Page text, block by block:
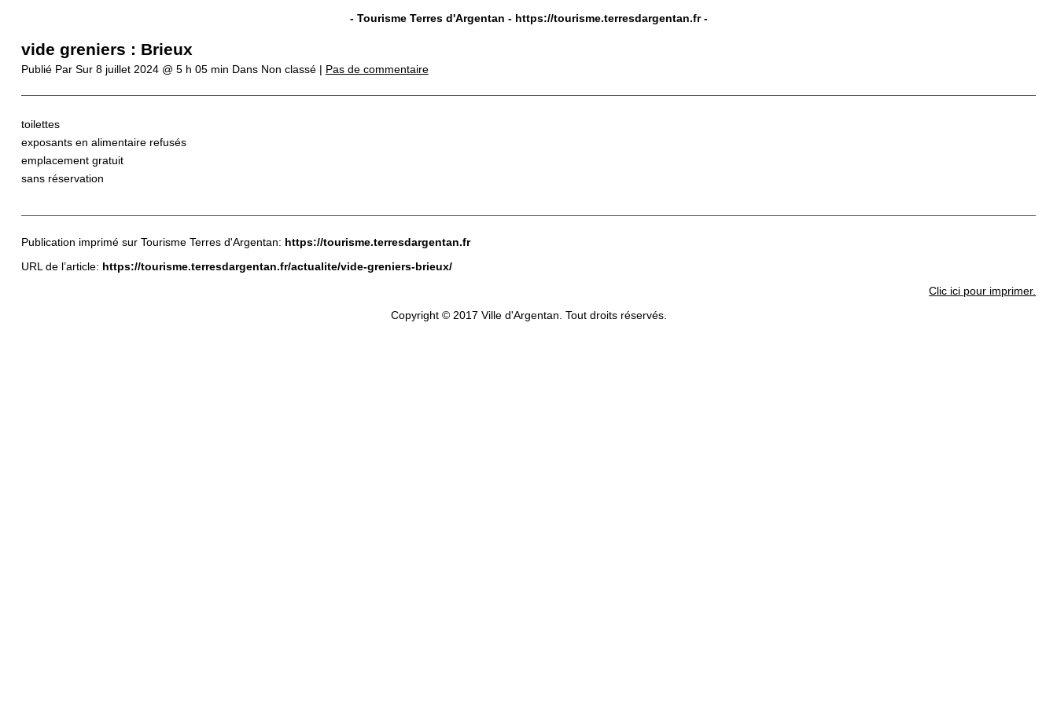
- Tourisme Terres d'Argentan - https://tourisme.terresdargentan.fr-
vide greniers : Brieux
Publié Par Sur 8 juillet 2024 @ 5 h 05 min Dans Non classé | Pas de commentaire
toilettes
exposants en alimentaire refusés
emplacement gratuit
sans réservation
Publication imprimé sur Tourisme Terres d'Argentan: https://tourisme.terresdargentan.fr
URL de l’article: https://tourisme.terresdargentan.fr/actualite/vide-greniers-brieux/
Clic ici pour imprimer.
Copyright © 2017 Ville d'Argentan. Tout droits réservés.